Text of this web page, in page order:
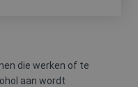
die werken of te
aan wordt